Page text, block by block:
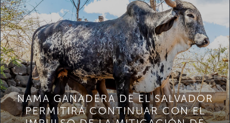
NAMA GANADERA DE EL SALVADOR
PERMITIRÁ CONTINUAR CON EL